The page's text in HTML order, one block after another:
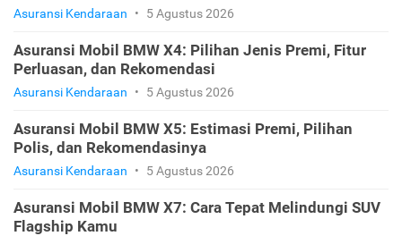
Asuransi Kendaraan • 5 Agustus 2026
Asuransi Mobil BMW X4: Pilihan Jenis Premi, Fitur
Perluasan, dan Rekomendasi
Asuransi Kendaraan • 5 Agustus 2026
Asuransi Mobil BMW X5: Estimasi Premi, Pilihan
Polis, dan Rekomendasinya
Asuransi Kendaraan • 5 Agustus 2026
Asuransi Mobil BMW X7: Cara Tepat Melindungi SUV
Flagship Kamu